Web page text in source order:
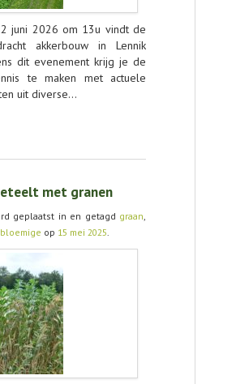
juni 2026 om 13u vindt de
akkerbouw in Lennik
dit evenement krijg je de
te maken met actuele
uit diverse…
met granen
geplaatst in en getagd graan,
op 15 mei 2025.